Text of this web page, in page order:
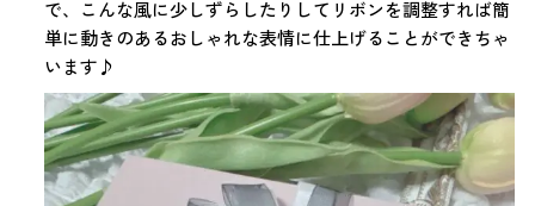
で、こんな風に少しずらしたりしてリボンを調整すれば簡
単に動きのあるおしゃれな表情に仕上げることができちゃ
います♪